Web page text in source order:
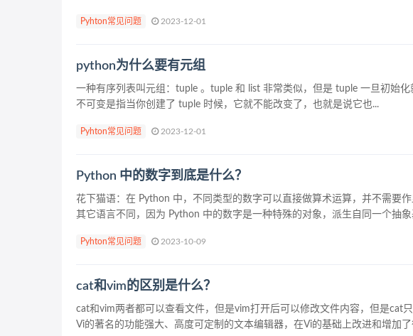
Pyhton常见问题 2023-12-01
python为什么要有元组
一种有序列表叫元组：tuple 。tuple 和 list 非常类似，但是 tuple 一旦初始
不可变是指当你创建了 tuple 时候，它就不能改变了，也就是说它也...
Pyhton常见问题 2023-12-01
Python 中的数字到底是什么？
花下猫语：在 Python 中，不同类型的数字可以直接做算术运算，并不需要
其它语言不同，因为 Python 中的数字是一种特殊的对象，派生自同一个抽
Pyhton常见问题 2023-10-09
cat和vim的区别是什么？
cat和vim两者都可以查看文件，但是vim打开后可以修改文件内容，但是cat
Vi的著名的功能强大、高度可定制的文本编辑器，在Vi的基础上改进和增加